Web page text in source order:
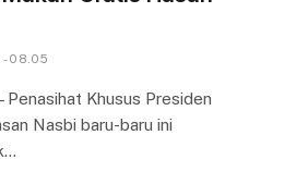
08.05
Penasihat Khusus Presiden
Nasbi baru-baru ini